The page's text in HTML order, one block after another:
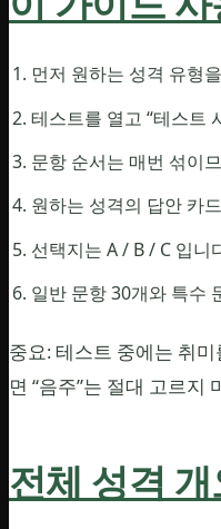
먼저 원하는 성격 유형
테스트를 열고 “테스트
문항 순서는 매번 섞이
원하는 성격의 답안 카
선택지는 A / B / C 입니
일반 문항 30개와 특수
중요: 테스트 중에는 취
면 “음주”는 절대 고르지
전체 성격 개